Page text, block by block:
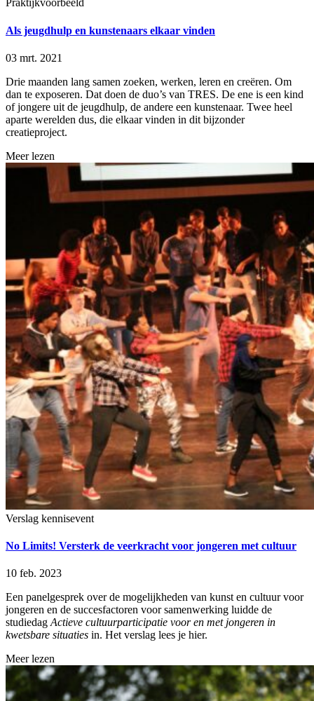
Praktijkvoorbeeld
Als jeugdhulp en kunstenaars elkaar vinden
03 mrt. 2021
Drie maanden lang samen zoeken, werken, leren en creëren. Om
dan te exposeren. Dat doen de duo’s van TRES. De ene is een kind
of jongere uit de jeugdhulp, de andere een kunstenaar. Twee heel
aparte werelden dus, die elkaar vinden in dit bijzonder
creatieproject.
Meer lezen
Verslag kennisevent
No Limits! Versterk de veerkracht voor jongeren met cultuur
10 feb. 2023
Een panelgesprek over de mogelijkheden van kunst en cultuur voor
jongeren en de succesfactoren voor samenwerking luidde de
studiedagActieve cultuurparticipatie voor en met jongeren in
kwetsbare situaties in. Het verslag lees je hier.
Meer lezen